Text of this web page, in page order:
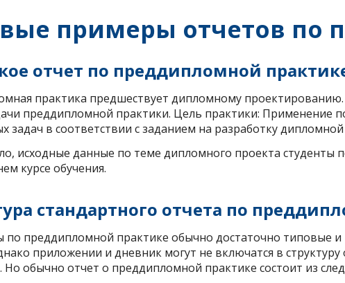
примеры отчетов по
отчет по преддипломной
практика предшествует дипломному
преддипломной практики. Цель практики: Применение
задач в соответствии с заданием на разработку
исходные данные по теме дипломного проекта
курсе обучения.
стандартного отчета по
по преддипломной практике обычно достаточно типовые
приложении и дневник могут не включатся в
Но обычно отчет о преддипломной практике состоит из